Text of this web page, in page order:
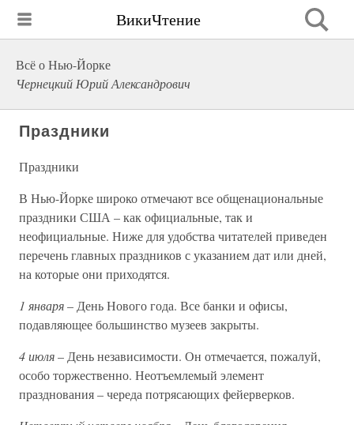
ВикиЧтение
Всё о Нью-Йорке
Чернецкий Юрий Александрович
Праздники
Праздники
В Нью-Йорке широко отмечают все общенациональные
праздники США – как официальные, так и
неофициальные. Ниже для удобства читателей приведен
перечень главных праздников с указанием дат или дней,
на которые они приходятся.
1 января– День Нового года. Все банки и офисы,
подавляющее большинство музеев закрыты.
4 июля– День независимости. Он отмечается, пожалуй,
особо торжественно. Неотъемлемый элемент
празднования – череда потрясающих фейерверков.